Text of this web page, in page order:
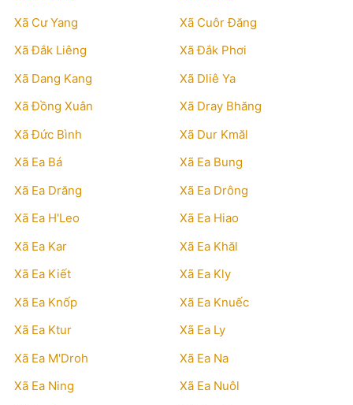
Xã Cư Yang
Xã Cuôr Đăng
Xã Đắk Liêng
Xã Đắk Phơi
Xã Dang Kang
Xã Dliê Ya
Xã Đồng Xuân
Xã Dray Bhăng
Xã Đức Bình
Xã Dur Kmăl
Xã Ea Bá
Xã Ea Bung
Xã Ea Drăng
Xã Ea Drông
Xã Ea H'Leo
Xã Ea Hiao
Xã Ea Kar
Xã Ea Khăl
Xã Ea Kiết
Xã Ea Kly
Xã Ea Knốp
Xã Ea Knuếc
Xã Ea Ktur
Xã Ea Ly
Xã Ea M'Droh
Xã Ea Na
Xã Ea Ning
Xã Ea Nuôl